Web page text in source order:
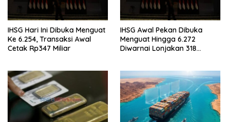
IHSG Hari Ini Dibuka Menguat
Ke 6.254, Transaksi Awal
Cetak Rp347 Miliar
IHSG Awal Pekan Dibuka
Menguat Hingga 6.272
Diwarnai Lonjakan 318